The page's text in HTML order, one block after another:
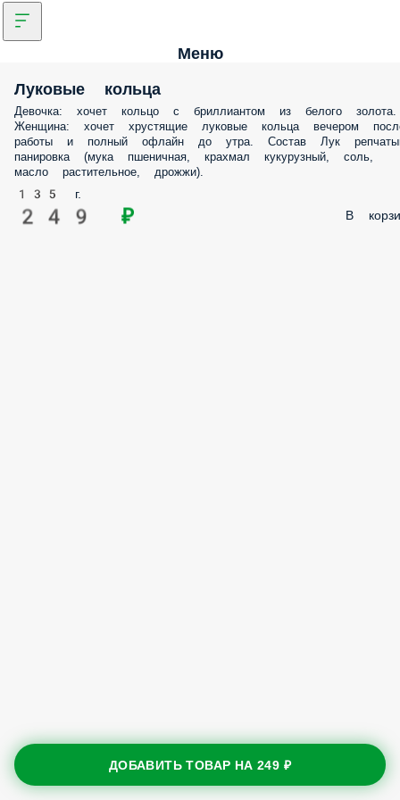
Меню
Луковые кольца
Девочка: хочет кольцо с бриллиантом из белого золота.
Женщина: хочет хрустящие луковые кольца вечером
работы и полный офлайн до утра. Состав Лук
панировка (мука пшеничная, крахмал кукурузный, соль,
масло растительное, дрожжи).
135 г.
249 ₽ В
ДОБАВИТЬ ТОВАР НА249 ₽